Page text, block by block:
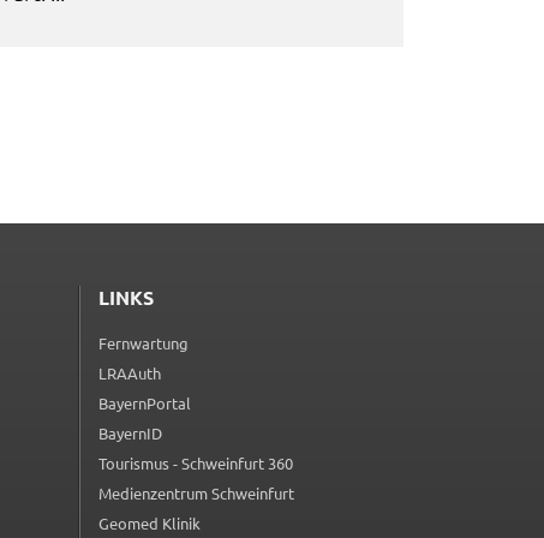
LINKS
Fernwartung
(externer Link, öffnet in neuem Tab)
LRAAuth
(externer Link, öffnet in neuem Tab)
BayernPortal
(externer Link, öffnet in neuem Tab)
BayernID
(externer Link, öffnet in neuem Tab)
Tourismus - Schweinfurt 360
(externer Link, öffnet in neuem Tab)
Medienzentrum Schweinfurt
(externer Link, öffnet in neuem Tab)
Geomed Klinik
(externer Link, öffnet in neuem Tab)